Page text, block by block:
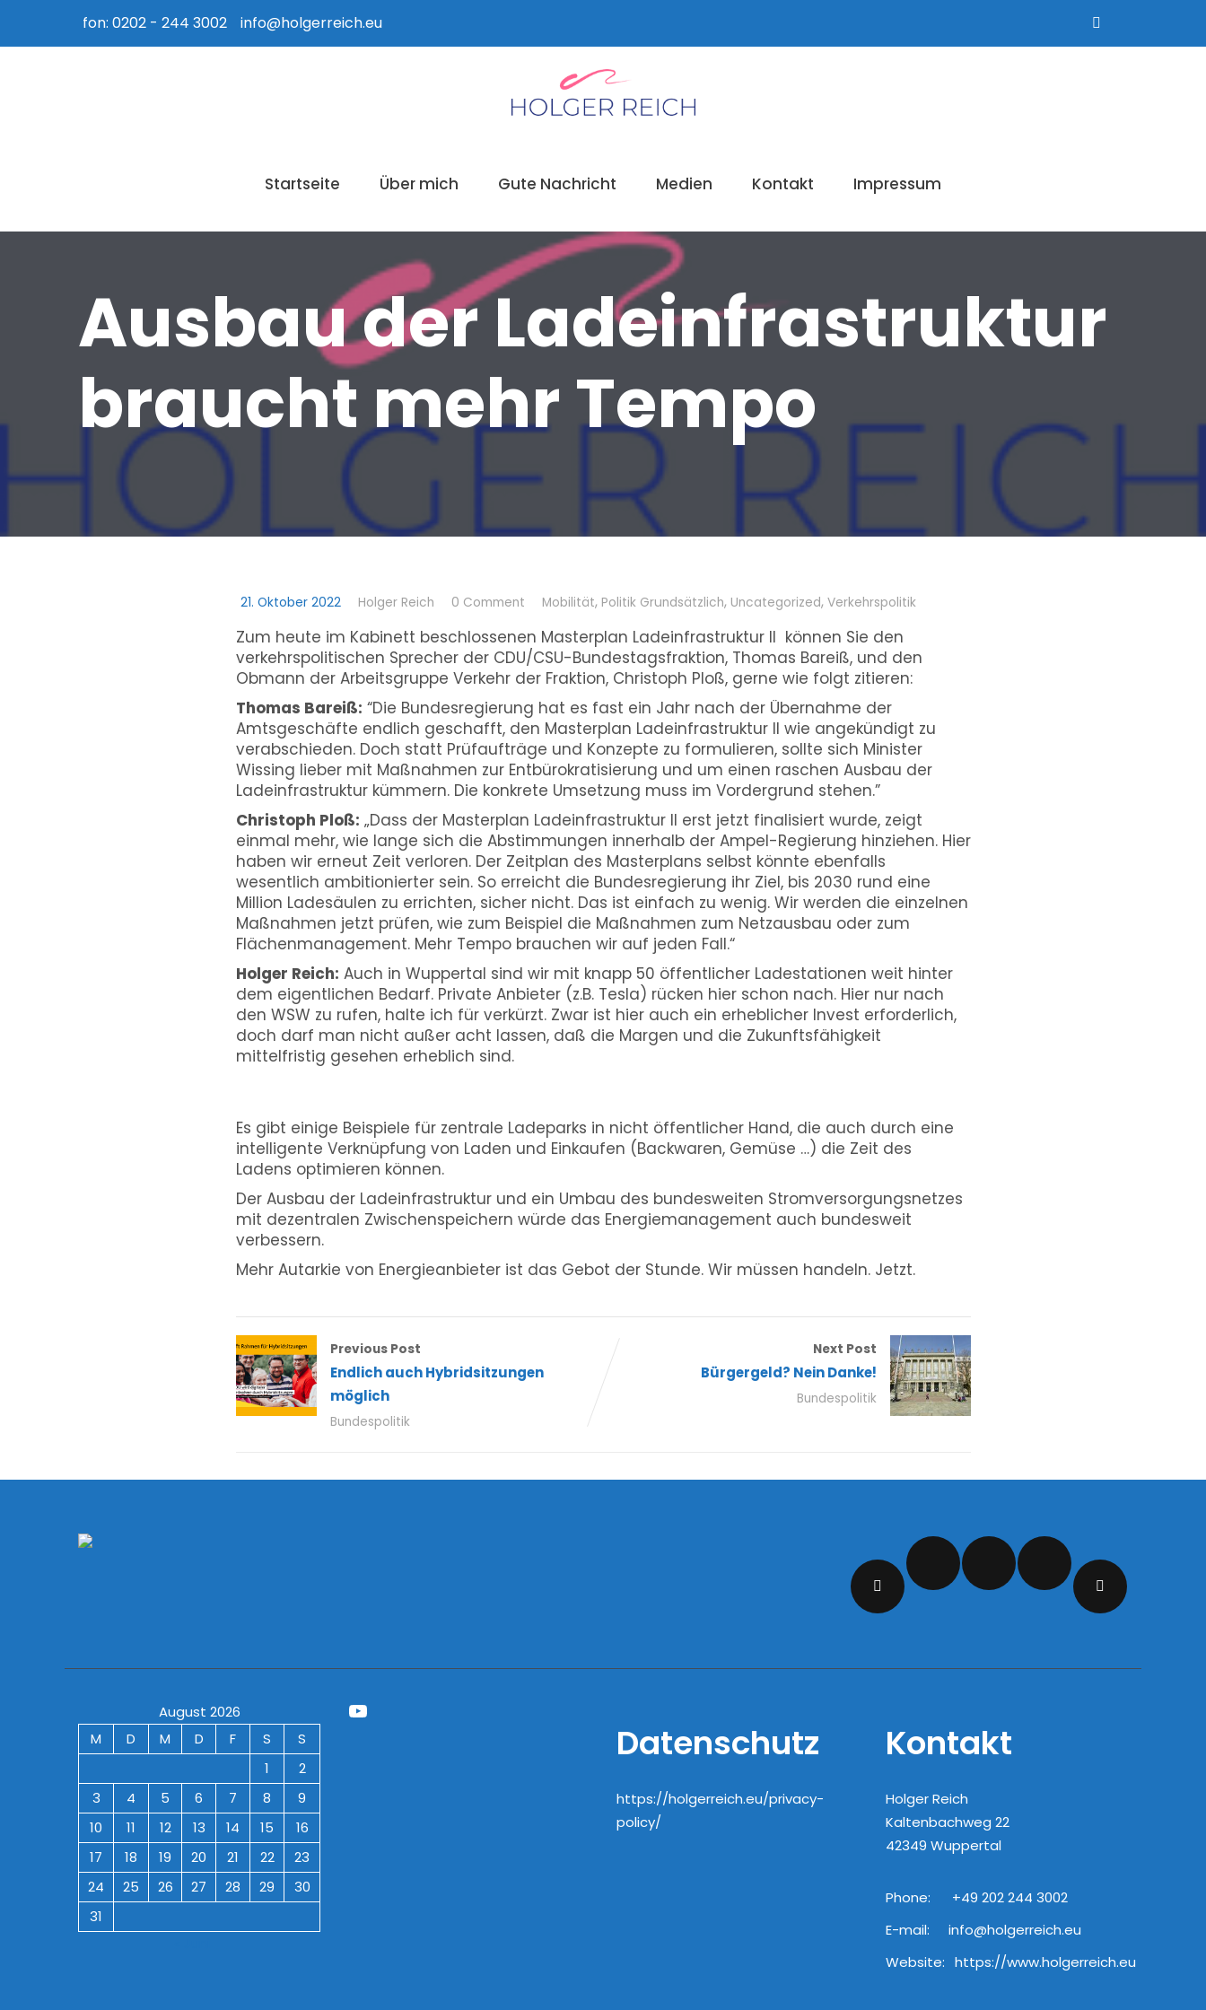
fon: 0202 - 244 3002 info@holgerreich.eu
Startseite Über mich Gute Nachricht Medien Kontakt Impressum
Ausbau der Ladeinfrastruktur
braucht mehr Tempo
21. Oktober 2022 Holger Reich 0 Comment Mobilität, Politik Grundsätzlich, Uncategorized, Verkehrspolitik
Zum heute im Kabinett beschlossenen Masterplan Ladeinfrastruktur II können Sie den
verkehrspolitischen Sprecher der CDU/CSU-Bundestagsfraktion, Thomas Bareiß, und den
Obmann der Arbeitsgruppe Verkehr der Fraktion, Christoph Ploß, gerne wie folgt zitieren:
Thomas Bareiß: “Die Bundesregierung hat es fast ein Jahr nach der Übernahme der
Amtsgeschäfte endlich geschafft, den Masterplan Ladeinfrastruktur II wie angekündigt zu
verabschieden. Doch statt Prüfaufträge und Konzepte zu formulieren, sollte sich Minister
Wissing lieber mit Maßnahmen zur Entbürokratisierung und um einen raschen Ausbau der
Ladeinfrastruktur kümmern. Die konkrete Umsetzung muss im Vordergrund stehen.”
Christoph Ploß: „Dass der Masterplan Ladeinfrastruktur II erst jetzt finalisiert wurde, zeigt
einmal mehr, wie lange sich die Abstimmungen innerhalb der Ampel-Regierung hinziehen. Hier
haben wir erneut Zeit verloren. Der Zeitplan des Masterplans selbst könnte ebenfalls
wesentlich ambitionierter sein. So erreicht die Bundesregierung ihr Ziel, bis 2030 rund eine
Million Ladesäulen zu errichten, sicher nicht. Das ist einfach zu wenig. Wir werden die einzelnen
Maßnahmen jetzt prüfen, wie zum Beispiel die Maßnahmen zum Netzausbau oder zum
Flächenmanagement. Mehr Tempo brauchen wir auf jeden Fall.“
Holger Reich: Auch in Wuppertal sind wir mit knapp 50 öffentlicher Ladestationen weit hinter
dem eigentlichen Bedarf. Private Anbieter (z.B. Tesla) rücken hier schon nach. Hier nur nach
den WSW zu rufen, halte ich für verkürzt. Zwar ist hier auch ein erheblicher Invest erforderlich,
doch darf man nicht außer acht lassen, daß die Margen und die Zukunftsfähigkeit
mittelfristig gesehen erheblich sind.
Es gibt einige Beispiele für zentrale Ladeparks in nicht öffentlicher Hand, die auch durch eine
intelligente Verknüpfung von Laden und Einkaufen (Backwaren, Gemüse …) die Zeit des
Ladens optimieren können.
Der Ausbau der Ladeinfrastruktur und ein Umbau des bundesweiten Stromversorgungsnetzes
mit dezentralen Zwischenspeichern würde das Energiemanagement auch bundesweit
verbessern.
Mehr Autarkie von Energieanbieter ist das Gebot der Stunde. Wir müssen handeln. Jetzt.
Previous Post
Endlich auch Hybridsitzungen
möglich
Bundespolitik
Next Post
Bürgergeld? Nein Danke!
Bundespolitik
August 2026
M
D M D F S
S
1
2
3
4 5 6 7 8
9
10
11 12 13 14 15
16
17
18 19 20 21 22
23
24
25 26 27 28 29
30
31
YouTube
Datenschutz
https://holgerreich.eu/privacy-
policy/
Kontakt
Holger Reich
Kaltenbachweg 22
42349 Wuppertal
Phone:
+49 202 244 3002
E-mail:
info@holgerreich.eu
Website: https://www.holgerreich.eu